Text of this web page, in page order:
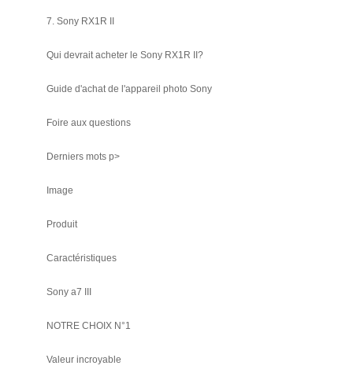
7. Sony RX1R II
Qui devrait acheter le Sony RX1R II?
Guide d'achat de l'appareil photo Sony
Foire aux questions
Derniers mots p>
Image
Produit
Caractéristiques
Sony a7 III
NOTRE CHOIX N°1
Valeur incroyable